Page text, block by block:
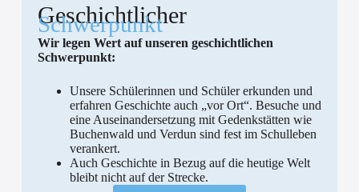
Geschichtlicher
Schwerpunkt
Wir legen Wert auf unseren geschichtlichen
Schwerpunkt:
Unsere Schülerinnen und Schüler erkunden und
erfahren Geschichte auch „vor Ort“. Besuche und
eine Auseinandersetzung mit Gedenkstätten wie
Buchenwald und Verdun sind fest im Schulleben
verankert.
Auch Geschichte in Bezug auf die heutige Welt
bleibt nicht auf der Strecke.